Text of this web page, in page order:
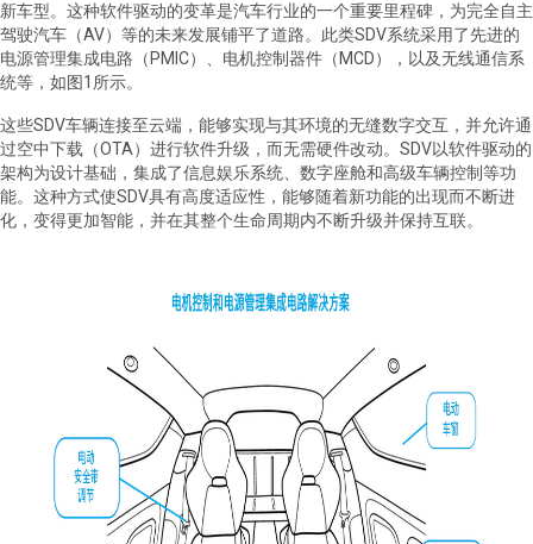
新车型。这种软件驱动的变革是汽车行业的一个重要里程碑，为完全自主
驾驶汽车（AV）等的未来发展铺平了道路。此类SDV系统采用了先进的
电源管理集成电路（PMIC）、电机控制器件（MCD），以及无线通信系
统等，如图1所示。
这些SDV车辆连接至云端，能够实现与其环境的无缝数字交互，并允许通
过空中下载（OTA）进行软件升级，而无需硬件改动。SDV以软件驱动的
架构为设计基础，集成了信息娱乐系统、数字座舱和高级车辆控制等功
能。这种方式使SDV具有高度适应性，能够随着新功能的出现而不断进
化，变得更加智能，并在其整个生命周期内不断升级并保持互联。